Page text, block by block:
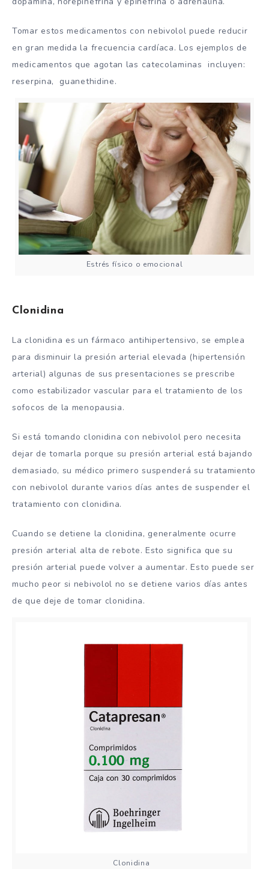
Tomar estos medicamentos con nebivolol puede reducir
en gran medida la frecuencia cardíaca. Los ejemplos de
medicamentos que agotan las catecolaminas incluyen:
reserpina, guanethidine.
Estrés físico o emocional
Clonidina
La clonidina es un fármaco antihipertensivo, se emplea
para disminuir la presión arterial elevada (hipertensión
arterial) algunas de sus presentaciones se prescribe
como estabilizador vascular para el tratamiento de los
sofocos de la menopausia.
Si está tomando clonidina con nebivolol pero necesita
dejar de tomarla porque su presión arterial está bajando
demasiado, su médico primero suspenderá su tratamiento
con nebivolol durante varios días antes de suspender el
tratamiento con clonidina.
Cuando se detiene la clonidina, generalmente ocurre
presión arterial alta de rebote. Esto significa que su
presión arterial puede volver a aumentar. Esto puede ser
mucho peor si nebivolol no se detiene varios días antes
de que deje de tomar clonidina.
Clonidina